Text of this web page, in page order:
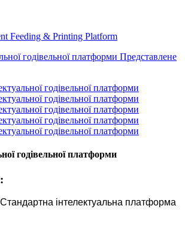
Feeding & Printing Platform
годівельної платформи
Стандартна інтелектуальна платформа